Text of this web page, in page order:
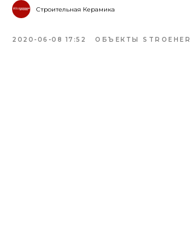
Строительная Керамика
2020-06-08 17:52 ОБЪЕКТЫ STROEHER